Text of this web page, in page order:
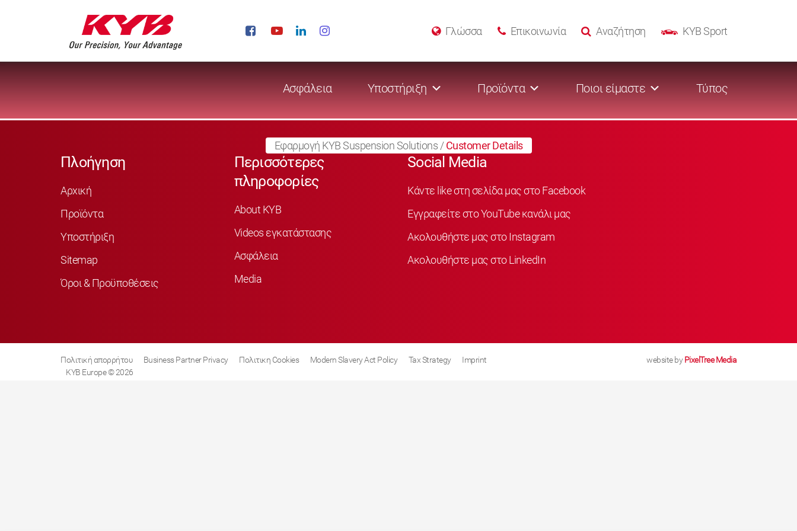
KYB Sport
Αναζήτηση
Επικοινωνία
Γλώσσα
Ασφάλεια Υποστήριξη Προϊόντα Ποιοι είμαστε Τύπος
Εφαρμογή KYB Suspension Solutions /Customer Details
Πλοήγηση
Αρχική
Προϊόντα
Υποστήριξη
Sitemap
Όροι & Προϋποθέσεις
Περισσότερες
πληροφορίες
About KYB
Videos εγκατάστασης
Ασφάλεια
Media
Social Media
Κάντε like στη σελίδα μας στο Facebook
Εγγραφείτε στο YouTube κανάλι μας
Ακολουθήστε μας στο Instagram
Ακολουθήστε μας στο LinkedIn
Πολιτική απορρήτου Business Partner Privacy Πολιτικη Cookies Modern Slavery Act Policy Tax Strategy
Imprint
KYB Europe © 2026
website byPixelTree Media